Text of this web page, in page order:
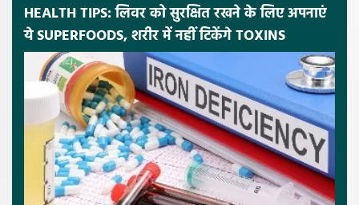
HEALTH TIPS: लिवर को सुरक्षित रखने के लिए अपनाएं
ये SUPERFOODS, शरीर में नहीं टिकेंगे TOXINS